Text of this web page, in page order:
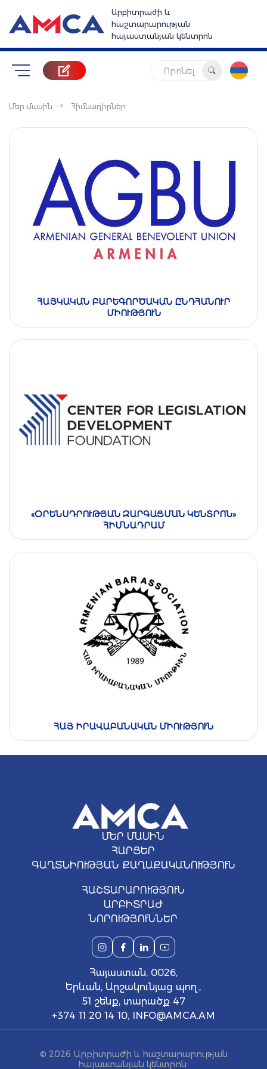
Արբիտրաժի և
հաշտարարության
հայաստանյան կենտրոն
Որոնել
Մեր մասին > Հիմնադիրներ
ՀԱՅԿԱԿԱՆ ԲԱՐԵԳՈՐԾԱԿԱՆ ԸՆԴՀԱՆՈՒՐ
ՄԻՈՒԹՅՈՒՆ
«ՕՐԵՆՍԴՐՈՒԹՅԱՆ ԶԱՐԳԱՑՄԱՆ ԿԵՆՏՐՈՆ»
ՀԻՄՆԱԴՐԱՄ
ՀԱՅ ԻՐԱՎԱԲԱՆԱԿԱՆ ՄԻՈՒԹՅՈՒՆ
ՄԵՐ ՄԱՍԻՆ
ՀԱՐՑԵՐ
ԳԱՂՏՆԻՈՒԹՅԱՆ ՔԱՂԱՔԱԿԱՆՈՒԹՅՈՒՆ
ՀԱՇՏԱՐԱՐՈՒԹՅՈՒՆ
ԱՐԲԻՏՐԱԺ
ՆՈՐՈՒԹՅՈՒՆՆԵՐ
Հայաստան, 0026,
Երևան, Արշակունյաց պող.,
51 շենք, տարածք 47
+374 11 20 14 10, INFO@AMCA.AM
© 2026 Արբիտրաժի և հաշտարարության
հայաստանյան կենտրոն։